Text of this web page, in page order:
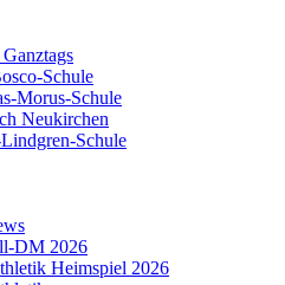
Schule
Morus-Schule
Neukirchen
Schule
DM 2026
Heimspiel 2026